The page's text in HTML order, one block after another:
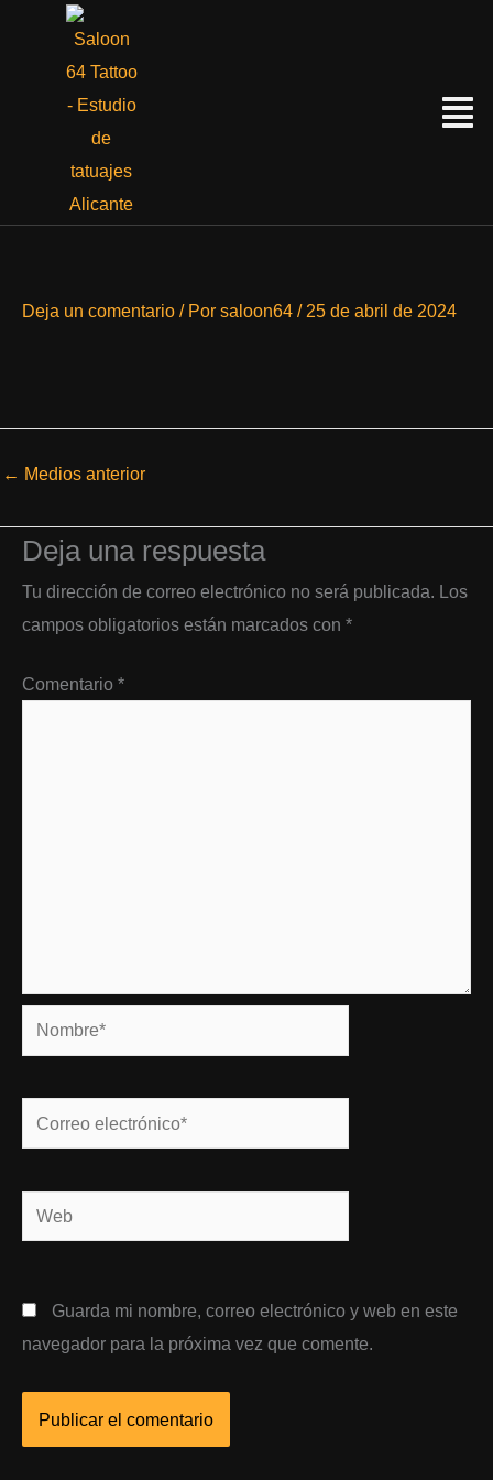
contenido
Menú
Deja un comentario / Por saloon64 / 25 de abril de 2024
← Medios anterior
Deja una respuesta
Tu dirección de correo electrónico no será publicada. Los
campos obligatorios están marcados con *
Comentario *
Nombre*
Correo
electrónico*
Web
Guarda mi nombre, correo electrónico y web en este
navegador para la próxima vez que comente.